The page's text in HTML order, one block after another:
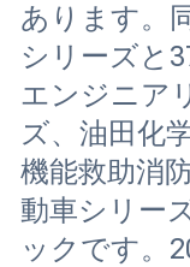
あります。
シリーズと
エンジニア
ズ、油田化
機能救助消
動車シリー
ックです。